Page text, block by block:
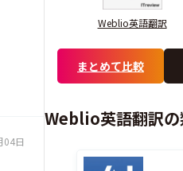
04日
Weblio英語翻訳
まとめて比較
Weblio英語翻訳の